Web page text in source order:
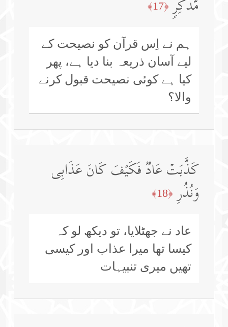
مُّدَّكِرࣲ ﴿17﴾
ہم نے اِس قرآن کو نصیحت کے
لیے آسان ذریعہ بنا دیا ہے، پھر
کیا ہے کوئی نصیحت قبول کرنے
والا؟
كَذَّبَتۡ عَادࣱ فَكَیۡفَ كَانَ عَذَابِی
وَنُذُرِ ﴿18﴾
عاد نے جھٹلایا، تو دیکھ لو کہ
کیسا تھا میرا عذاب اور کیسی
تھیں میری تنبیہات